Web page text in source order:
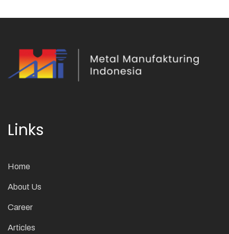
Links
Home
About Us
Career
Articles